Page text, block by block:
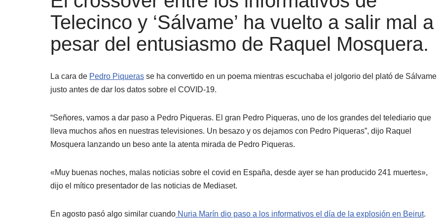
Telecinco y ‘Sálvame’ ha vuelto a salir mal a
pesar del entusiasmo de Raquel Mosquera.
La cara de Pedro Piqueras se ha convertido en un poema mientras escuchaba el jolgorio del plató de Sálvame
justo antes de dar los datos sobre el COVID-19.
“Señores, vamos a dar paso a Pedro Piqueras. El gran Pedro Piqueras, uno de los grandes del telediario que
lleva muchos años en nuestras televisiones. Un besazo y os dejamos con Pedro Piqueras”, dijo Raquel
Mosquera lanzando un beso ante la atenta mirada de Pedro Piqueras.
«Muy buenas noches, malas noticias sobre el covid en España, desde ayer se han producido 241 muertes»,
dijo el mítico presentador de las noticias de Mediaset.
En agosto pasó algo similar cuando Nuria Marín dio paso a los informativos el día de la explosión en Beirut.